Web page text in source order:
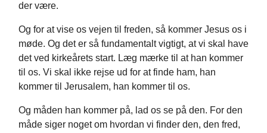
der være.
Og for at vise os vejen til freden, så kommer Jesus os i
møde. Og det er så fundamentalt vigtigt, at vi skal have
det ved kirkeårets start. Læg mærke til at han kommer
til os. Vi skal ikke rejse ud for at finde ham, han
kommer til Jerusalem, han kommer til os.
Og måden han kommer på, lad os se på den. For den
måde siger noget om hvordan vi finder den, den fred,